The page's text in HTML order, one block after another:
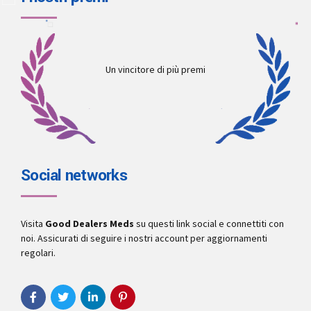
Un vincitore di più premi
Social networks
Visita Good Dealers Meds su questi link social e connettiti con
noi. Assicurati di seguire i nostri account per aggiornamenti
regolari.